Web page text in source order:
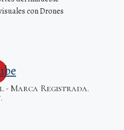
con Drones
- Marca Registrada.